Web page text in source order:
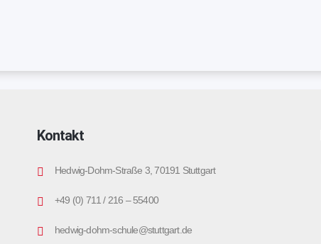
Kontakt
Hedwig-Dohm-Straße 3, 70191 Stuttgart
+49 (0) 711 / 216 – 55400
hedwig-dohm-schule@stuttgart.de